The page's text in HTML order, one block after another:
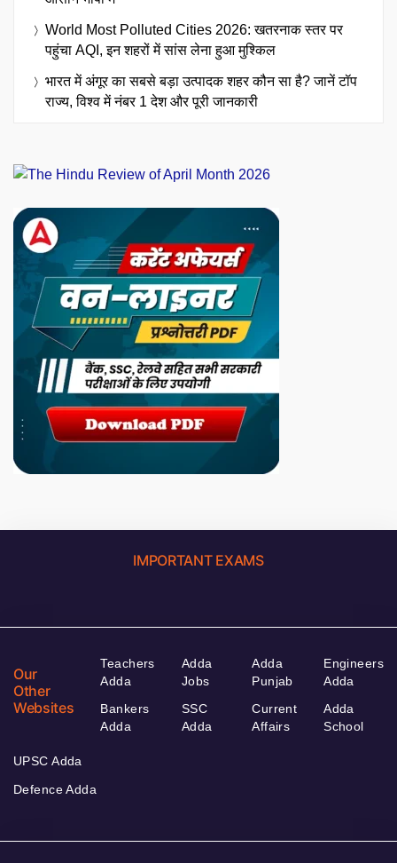
World Most Polluted Cities 2026: खतरनाक स्तर पर
पहुंचा AQI, इन शहरों में सांस लेना हुआ मुश्किल
भारत में अंगूर का सबसे बड़ा उत्पादक शहर कौन सा है? जानें टॉप
राज्य, विश्व में नंबर 1 देश और पूरी जानकारी
IMPORTANT EXAMS
Our
Other
Websites
Teachers
Adda
Bankers
Adda
Adda
Jobs
SSC
Adda
Adda
Punjab
Current
Affairs
Engineers
Adda
Adda
School
UPSC Adda
Defence Adda